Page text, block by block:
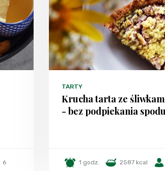
6
TARTY
Krucha tarta ze
- bez podpiekania spodu
1 godz. 2587 kcal